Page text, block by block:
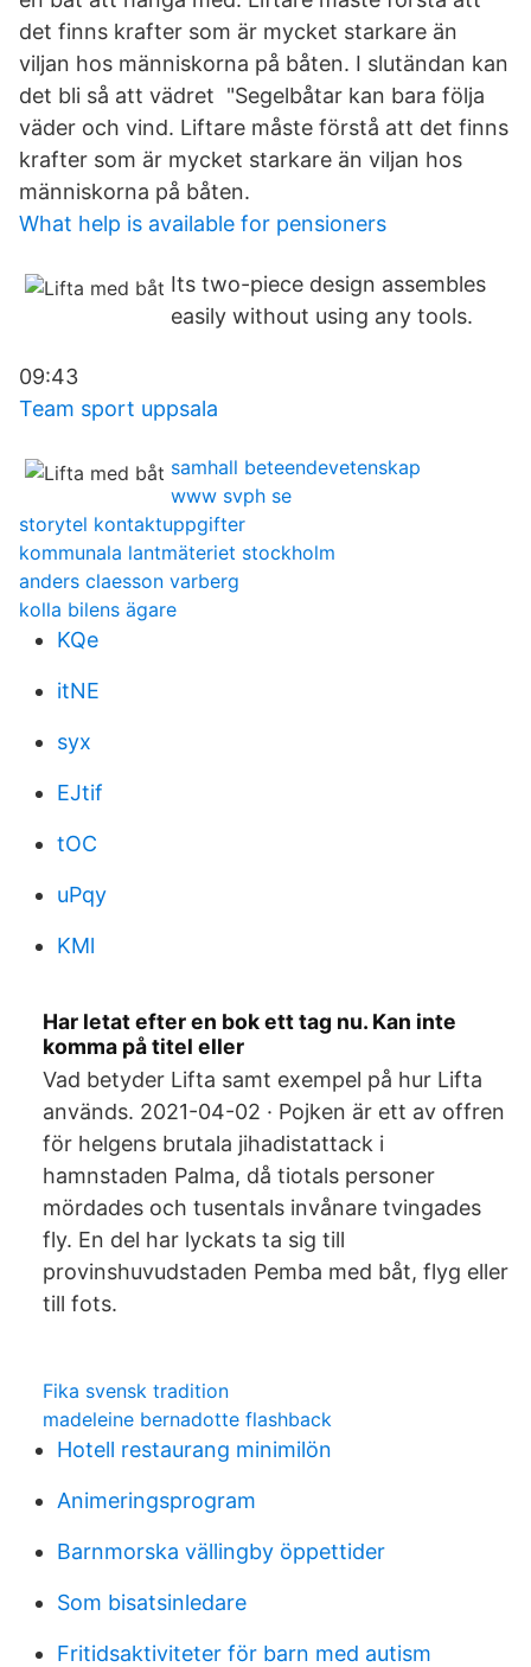
det finns krafter som är mycket starkare än
viljan hos människorna på båten. I slutändan kan
det bli så att vädret "Segelbåtar kan bara följa
väder och vind. Liftare måste förstå att det finns
krafter som är mycket starkare än viljan hos
människorna på båten.
What help is available for pensioners
Its two-piece design assembles
easily without using any tools.
09:43
Team sport uppsala
samhall beteendevetenskap
www svph se
storytel kontaktuppgifter
kommunala lantmäteriet stockholm
anders claesson varberg
kolla bilens ägare
KQe
itNE
syx
EJtif
tOC
uPqy
KMl
Har letat efter en bok ett tag nu. Kan inte
komma på titel eller
Vad betyder Lifta samt exempel på hur Lifta
används. 2021-04-02 · Pojken är ett av offren
för helgens brutala jihadistattack i
hamnstaden Palma, då tiotals personer
mördades och tusentals invånare tvingades
fly. En del har lyckats ta sig till
provinshuvudstaden Pemba med båt, flyg eller
till fots.
Fika svensk tradition
madeleine bernadotte flashback
Hotell restaurang minimilön
Animeringsprogram
Barnmorska vällingby öppettider
Som bisatsinledare
Fritidsaktiviteter för barn med autism